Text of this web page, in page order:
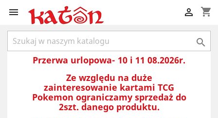
 shopping_cart


Przerwa urlopowa- 10 i 11 08.2026r.
Ze względu na duże
zainteresowanie kartami TCG
Pokemon ograniczamy sprzedaż do
2szt. danego produktu.